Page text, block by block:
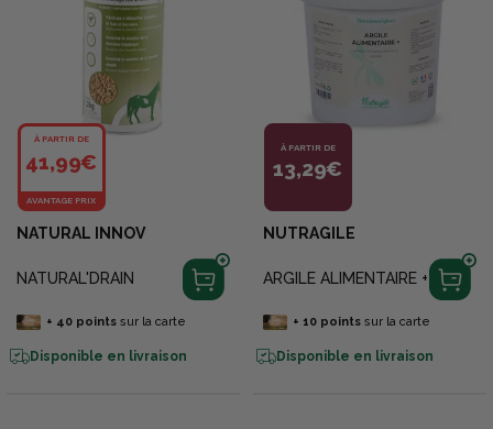
À PARTIR DE
41,99€
AVANTAGE PRIX
NATURAL INNOV
NATURAL'DRAIN
+ 40pointssur la carte
Disponible en livraison
À PARTIR DE
13,29€
NUTRAGILE
ARGILE ALIMENTAIRE +
+ 10pointssur la carte
Disponible en livraison